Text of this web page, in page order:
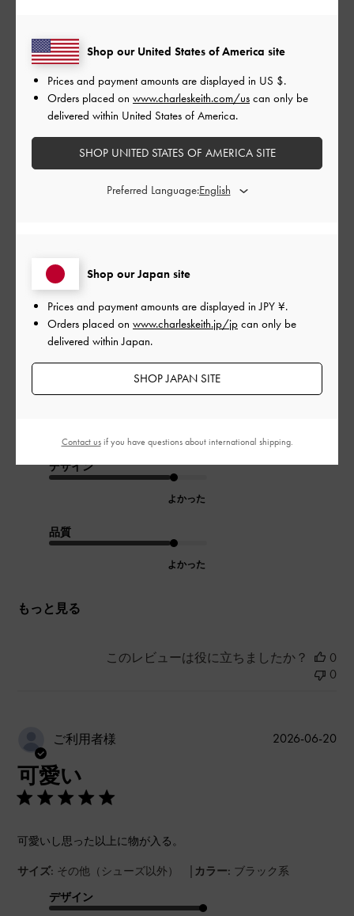
品質
とてもよかった
もっと見る
このレビューは役に立ちましたか？
使いやすい
荷物も沢山入り、 ペットボトルも余裕で入るので色々なシー
その他（シューズ以外） |カラー: ブラック系
デザイン
よかった
品質
よかった
もっと見る
このレビューは役に立ちましたか？
0
0
ご利用者様
可愛い
可愛いし思った以上に物が入る。
サイズ: その他（シューズ以外） | カラー: ブラック系
デザイン
公
2026-06-20
Shop our Japan site
Prices and payment amounts are displayed inJPY ¥.
Orders placed on www.charleskeith.jp/jp can only be
delivered within Japan.
SHOP JAPAN SITE
Shop our United States of America site
Prices and payment amounts are displayed in US $.
Orders placed on www.charleskeith.com/us can only be
delivered within United States of America.
SHOP UNITED STATES OF AMERICA SITE
Preferred Language:
Contact usif you have questions about international shipping.